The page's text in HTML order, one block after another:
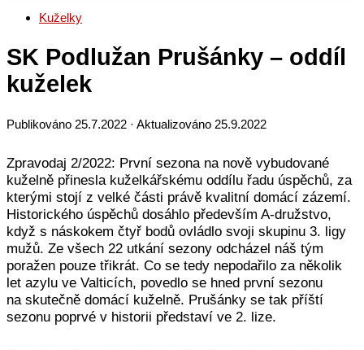
Kuželky
SK Podlužan Prušánky – oddíl
kuželek
Publikováno 25.7.2022 · Aktualizováno 25.9.2022
Zpravodaj 2/2022: První sezona na nově vybudované
kuželně přinesla kuželkářskému oddílu řadu úspěchů, za
kterými stojí z velké části právě kvalitní domácí zázemí.
Historického úspěchů dosáhlo především A-družstvo,
když s náskokem čtyř bodů ovládlo svoji skupinu 3. ligy
mužů. Ze všech 22 utkání sezony odcházel náš tým
poražen pouze třikrát. Co se tedy nepodařilo za několik
let azylu ve Valticích, povedlo se hned první sezonu
na skutečně domácí kuželně. Prušánky se tak příští
sezonu poprvé v historii představí ve 2. lize.